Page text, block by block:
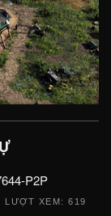
P2P
LƯỢT XEM: 619